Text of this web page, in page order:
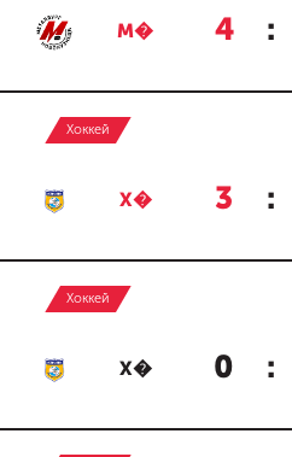
М� 4 :
Хоккей
Х� 3 :
Хоккей
Х� 0 :